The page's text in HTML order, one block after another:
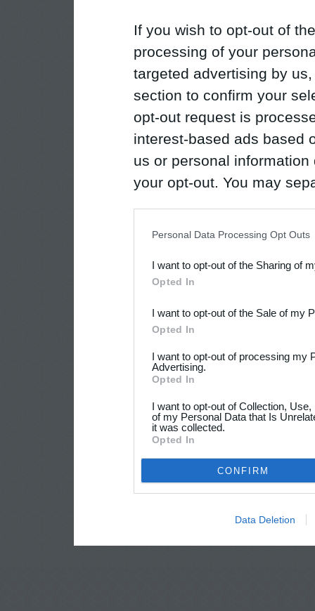
If you wish to opt-out of
processing of your
targeted advertising by
section to confirm your
opt-out request is
interest-based ads based
us or personal
your opt-out. You may
Downstream Participants
third parties.
Personal Data Processing Opt Outs
I want to opt-out of the Sharing of
Opted In
I want to opt-out of the Sale of my
Opted In
I want to opt-out of processing my
Advertising.
Opted In
I want to opt-out of Collection,
of my Personal Data that Is
it was collected.
Opted In
CONFIRM
Data Deletion